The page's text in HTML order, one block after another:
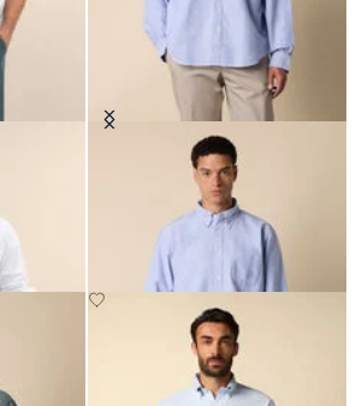
con
Camicia Friday Regular Fit in
Oxford con Collo Button Down